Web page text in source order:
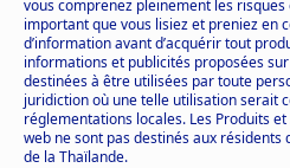
vous comprenez pleinement les
important que vous lisiez et preniez en
d’information avant d’acquérir tout
informations et publicités proposées
destinées à être utilisées par toute
juridiction où une telle utilisation serait
réglementations locales. Les Produits
web ne sont pas destinés aux résidents
de la Thaïlande.